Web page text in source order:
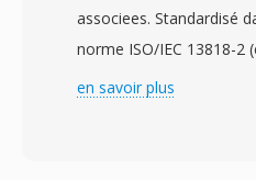
associees. Standardisé
norme ISO/IEC 13818-2
sous le nom
en savoir plus